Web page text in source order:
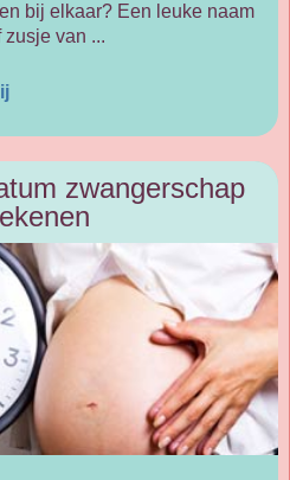
bij elkaar? Een leuke naam
van ...
zwangerschap